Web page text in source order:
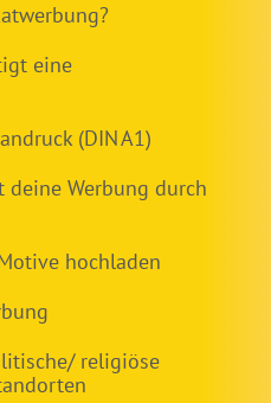
eine
(DIN A1)
Werbung durch
hochladen
religiöse